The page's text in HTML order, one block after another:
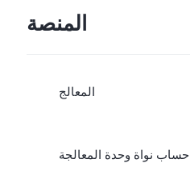
المنصة
المعالج
حساب نواة وحدة المعالجة